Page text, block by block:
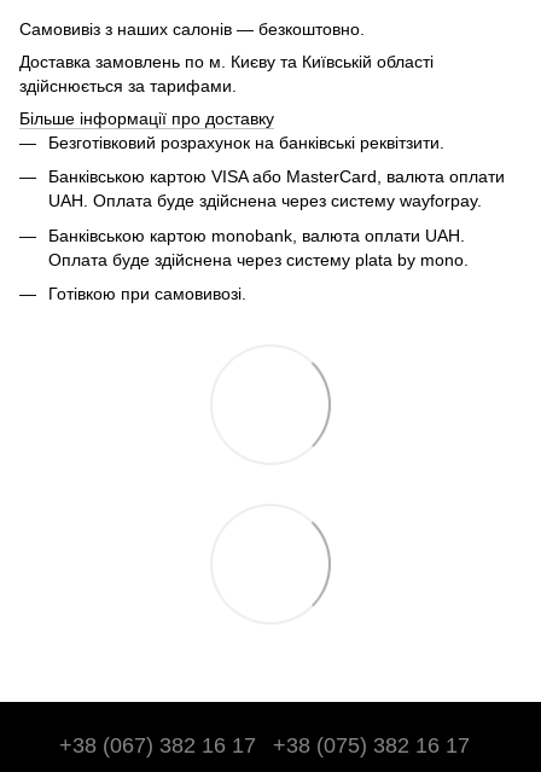
Самовивіз з наших салонів — безкоштовно.
Доставка замовлень по м. Києву та Київській області
здійснюється за тарифами.
Більше інформації про доставку
Безготівковий розрахунок на банківські реквітзити.
Банківською картою VISA або MasterCard, валюта оплати
UAH. Оплата буде здійснена через систему wayforpay.
Банківською картою monobank, валюта оплати UAH.
Оплата буде здійснена через систему plata by mono.
Готівкою при самовивозі.
+38 (067) 382 16 17 +38 (075) 382 16 17